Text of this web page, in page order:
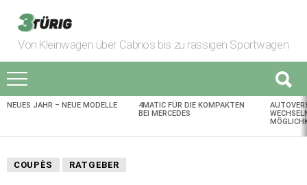
Von Kleinwagen über Cabrios bis zu rassigen Sportwagen
AKTUELLES
NEUES JAHR – NEUE MODELLE
4MATIC FÜR DIE KOMPAKTEN
BEI MERCEDES
COUPÈS RATGEBER